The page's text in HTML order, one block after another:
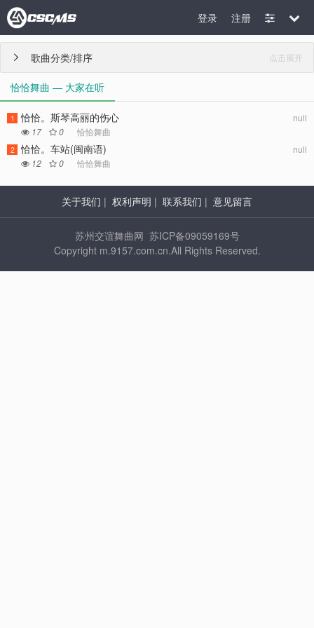
注册
登录
歌曲分类/排序 点击展开

恰恰舞曲 — 大家在听
1 恰恰。斯琴高丽的伤心
17 0 恰恰舞曲
null
2 恰恰。车站(闽南语)
12 0 恰恰舞曲
null
关于我们 | 权利声明 | 联系我们 | 意见留言
苏州交谊舞曲网 苏ICP备09059169号
Copyright m.9157.com.cn.All Rights Reserved.